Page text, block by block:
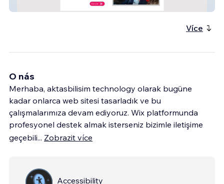
Více
O nás
Merhaba, aktasbilisim technology olarak bugüne
kadar onlarca web sitesi tasarladık ve bu
çalışmalarımıza devam ediyoruz. Wix platformunda
profesyonel destek almak isterseniz bizimle iletişime
geçebili... Zobrazit více
Accessibility